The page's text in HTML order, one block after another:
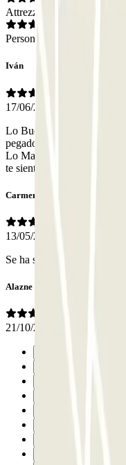
Attrezzatura
Personale
Iván
17/06/2026
Lo Bueno, es que las
pegado a la columna dicha
Lo Malo, la rampa de
te sientes seguro con el
Carmen
13/05/2026
Se ha subido el precio
Alazne
21/10/2025